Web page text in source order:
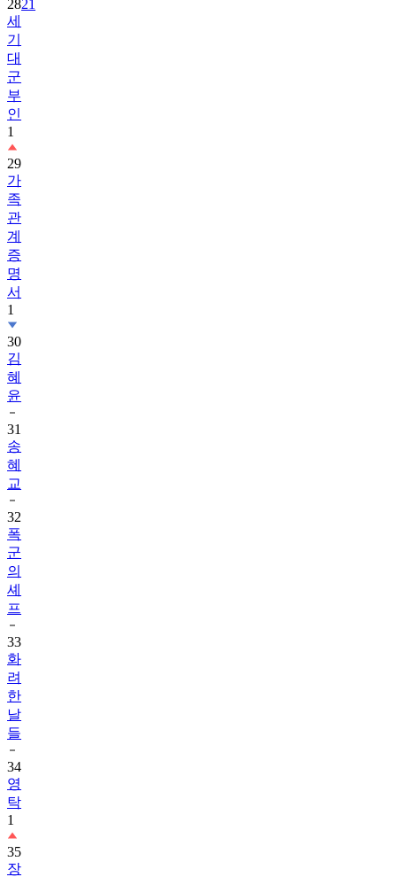
2821
세
기
대
군
부
인
1
29
가
족
관
계
증
명
서
1
30
김
혜
윤
31
송
혜
교
32
폭
군
의
셰
프
33
화
려
한
날
들
34
영
탁
1
35
장